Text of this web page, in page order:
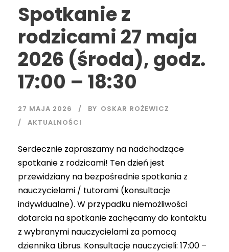
Spotkanie z
rodzicami 27 maja
2026 (środa), godz.
17:00 – 18:30
27 MAJA 2026 BY OSKAR ROŻEWICZ
AKTUALNOŚCI
Serdecznie zapraszamy na nadchodzące
spotkanie z rodzicami! Ten dzień jest
przewidziany na bezpośrednie spotkania z
nauczycielami / tutorami (konsultacje
indywidualne). W przypadku niemożliwości
dotarcia na spotkanie zachęcamy do kontaktu
z wybranymi nauczycielami za pomocą
dziennika Librus. Konsultacje nauczycieli: 17:00 –